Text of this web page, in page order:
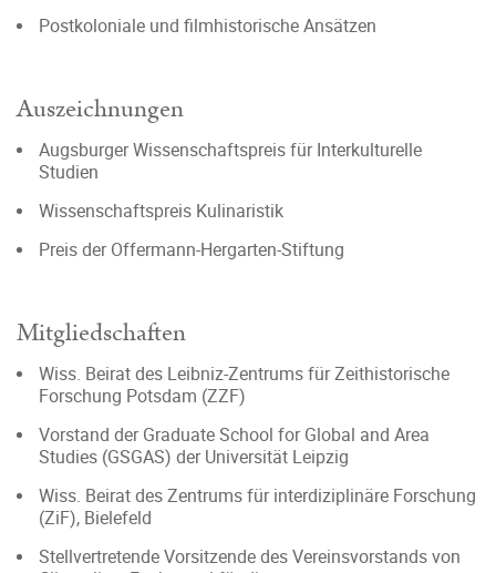
Postkoloniale und filmhistorische Ansätzen
Auszeichnungen
Augsburger Wissenschaftspreis für Interkulturelle
Studien
Wissenschaftspreis Kulinaristik
Preis der Offermann-Hergarten-Stiftung
Mitgliedschaften
Wiss. Beirat des Leibniz-Zentrums für Zeithistorische
Forschung Potsdam (ZZF)
Vorstand der Graduate School for Global and Area
Studies (GSGAS) der Universität Leipzig
Wiss. Beirat des Zentrums für interdiziplinäre Forschung
(ZiF), Bielefeld
Stellvertretende Vorsitzende des Vereinsvorstands von